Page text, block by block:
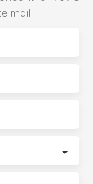
mail !